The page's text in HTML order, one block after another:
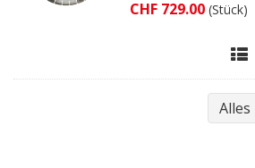
CHF 729.00 (Stück)